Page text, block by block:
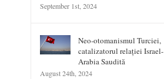
September 1st, 2024
Neo-otomanismul Turciei,
catalizatorul relației Israel-
Arabia Saudită
August 24th, 2024